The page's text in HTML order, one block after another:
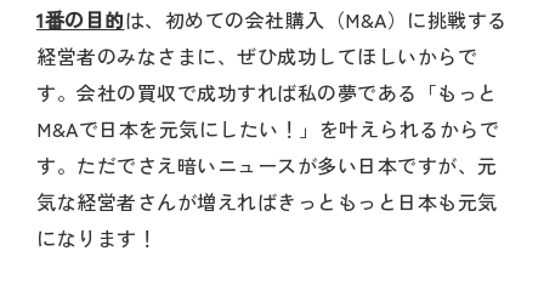
1番の目的は、初めての会社購入（M&A）に挑戦する
経営者のみなさまに、ぜひ成功してほしいからで
す。会社の買収で成功すれば私の夢である「もっと
M&Aで日本を元気にしたい！」を叶えられるからで
す。ただでさえ暗いニュースが多い日本ですが、元
気な経営者さんが増えればきっともっと日本も元気
になります！